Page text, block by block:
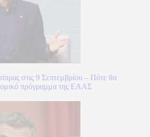
στις 9 Σεπτεμβρίου – Πότε θα
πρόγραμμα της ΕΛΑΣ